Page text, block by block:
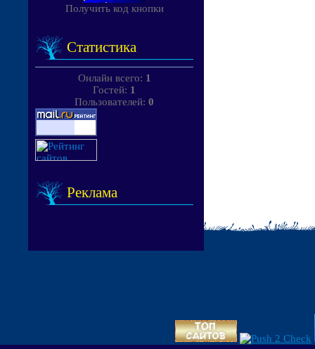
Получить код кнопки
Статистика
Онлайн всего: 1
Гостей: 1
Пользователей: 0
Реклама